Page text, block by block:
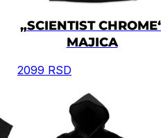
„SCIENTIST
MAJICA
2099 RSD